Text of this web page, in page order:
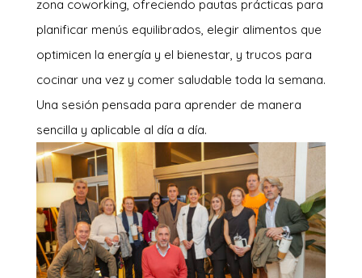
zona coworking, ofreciendo pautas prácticas para
planificar menús equilibrados, elegir alimentos que
optimicen la energía y el bienestar, y trucos para
cocinar una vez y comer saludable toda la semana.
Una sesión pensada para aprender de manera
sencilla y aplicable al día a día.